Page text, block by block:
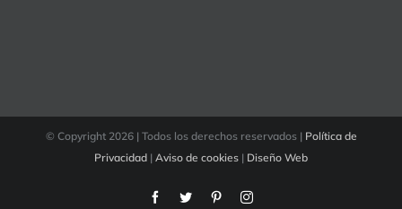
© Copyright 2026 | Todos los derechos reservados | Política de
Privacidad | Aviso de cookies | Diseño Web
FacebookTwitter PinterestInstagram